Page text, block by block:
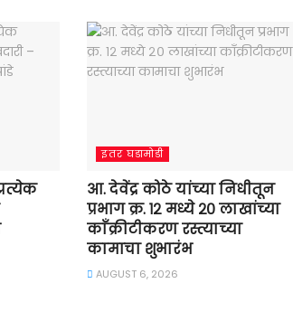
इतर घडामोडी
आ. देवेंद्र कोठे यांच्या निधीतून
प्रभाग क्र. १२ मध्ये २० लाखांच्या
काँक्रीटीकरण रस्त्याच्या
कामाचा शुभारंभ
AUGUST 6, 2026